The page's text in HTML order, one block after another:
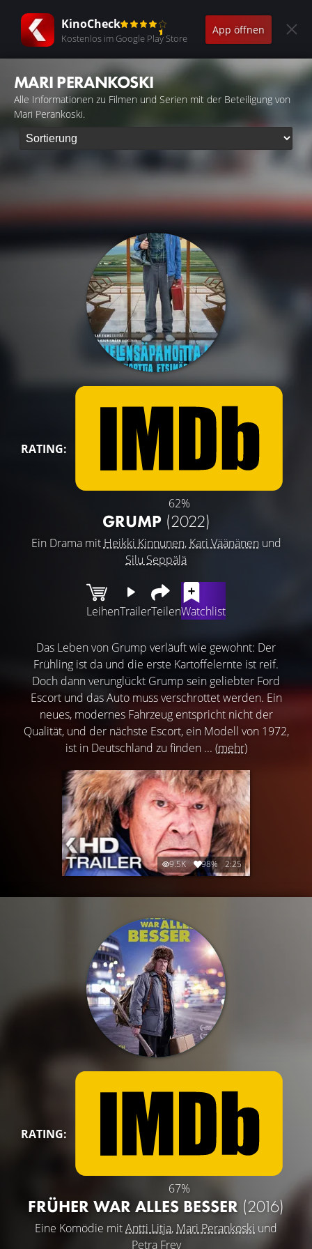
KinoCheck
Kostenlos im Google Play Store
App öffnen
MARI PERANKOSKI
Alle Informationen zu Filmen und Serien mit der Beteiligung von
Mari Perankoski.
RATING:
62%
GRUMP (2022)
Ein Drama mit Heikki Kinnunen, Kari Väänänenund
Silu Seppälä
LeihenTrailerTeilenWatchlist
Das Leben von Grump verläuft wie gewohnt: Der
Frühling ist da und die erste Kartoffelernte ist reif.
Doch dann verunglückt Grump sein geliebter Ford
Escort und das Auto muss verschrottet werden. Ein
neues, modernes Fahrzeug entspricht nicht der
Qualität, und der nächste Escort, ein Modell von 1972,
ist in Deutschland zu finden ... (mehr)
9.5K 98% 2:25
RATING:
67%
FRÜHER WAR ALLES BESSER (2016)
Eine Komödie mitAntti Litja, Mari Perankoski und
Petra Frey